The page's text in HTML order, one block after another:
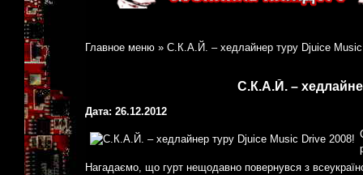
Главное меню » С.К.А.Й. – хедлайнер туру Djuice
С.К.А.Й. –
Дата: 26.12.2012
Нагадаємо, що гурт нещодавно повернувся з